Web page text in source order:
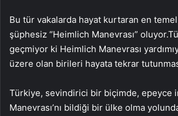
Bu tür vakalarda hayat kurtaran en
şüphesiz “Heimlich Manevrası” oluyor.
geçmiyor ki Heimlich Manevrası
üzere olan birileri hayata tekrar
Türkiye, sevindirici bir biçimde, epeyce
Manevrası’nı bildiği bir ülke olma